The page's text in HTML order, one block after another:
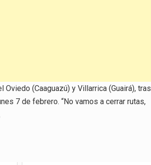
(Caaguazú) y Villarrica (Guairá), tras
7 de febrero. “No vamos a cerrar rutas,